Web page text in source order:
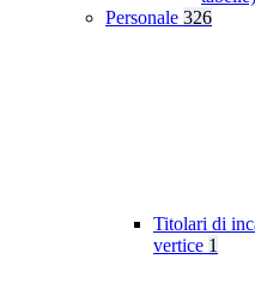
Personale 326
Titolari di
vertice 1